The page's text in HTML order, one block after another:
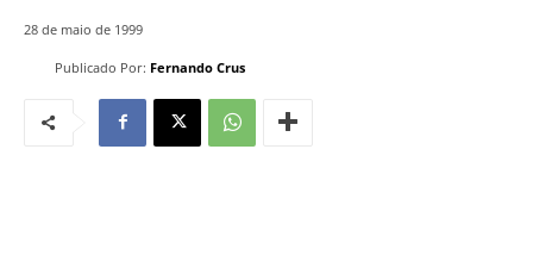
Publicado Por: Fernando Crus
28 de maio de 1999